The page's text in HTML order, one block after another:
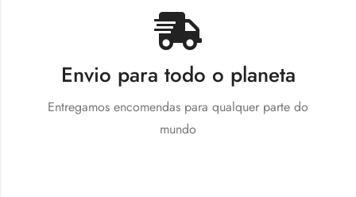
Envio para todo o planeta
Entregamos encomendas para qualquer parte do
mundo